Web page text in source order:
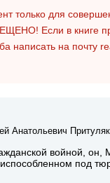
только для
Если в книге
написать на почту
Анатольевич Притуляк
войной, он,
под